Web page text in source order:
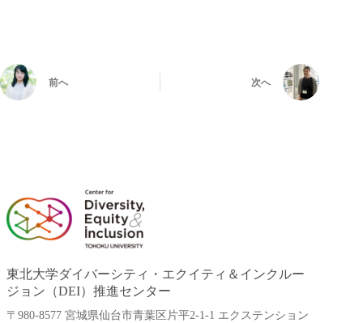
前へ 次へ
東北大学ダイバーシティ・エクイティ＆インクルー
ジョン（DEI）推進センター
〒980-8577 宮城県仙台市青葉区片平2-1-1 エクステンション